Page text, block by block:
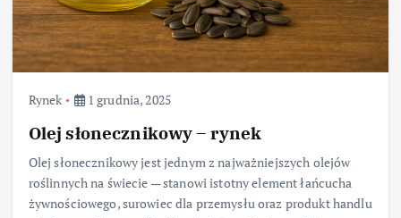
Rynek 1 grudnia, 2025
Olej słonecznikowy – rynek
Olej słonecznikowy jest jednym z najważniejszych olejów
roślinnych na świecie — stanowi istotny element łańcucha
żywnościowego, surowiec dla przemysłu oraz produkt handlu